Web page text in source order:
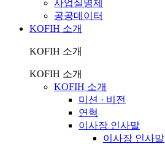
사업실명제
공공데이터
KOFIH 소개
KOFIH 소개
KOFIH 소개
KOFIH 소개
미션 · 비전
연혁
이사장 인사말
이사장 인사말